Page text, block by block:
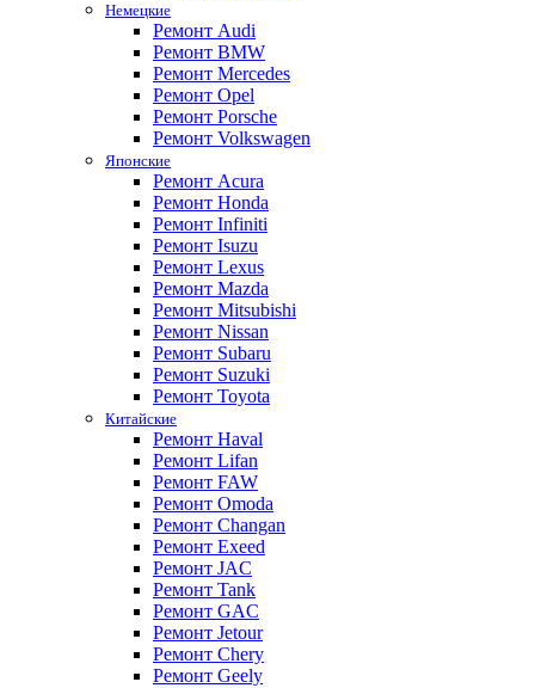
Немецкие
Ремонт Audi
Ремонт BMW
Ремонт Mercedes
Ремонт Opel
Ремонт Porsche
Ремонт Volkswagen
Японские
Ремонт Acura
Ремонт Honda
Ремонт Infiniti
Ремонт Isuzu
Ремонт Lexus
Ремонт Mazda
Ремонт Mitsubishi
Ремонт Nissan
Ремонт Subaru
Ремонт Suzuki
Ремонт Toyota
Китайские
Ремонт Haval
Ремонт Lifan
Ремонт FAW
Ремонт Omoda
Ремонт Changan
Ремонт Exeed
Ремонт JAC
Ремонт Tank
Ремонт GAC
Ремонт Jetour
Ремонт Chery
Ремонт Geely